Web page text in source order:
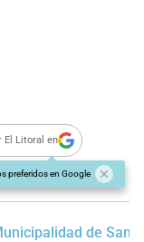
El Litoral en
preferidos en Google
de